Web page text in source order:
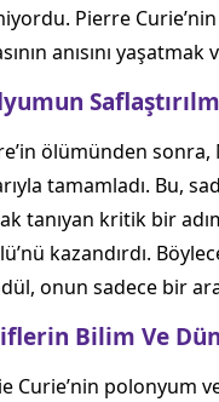
Pierre
anısını
ölümünden
tamamladı. Bu,
tanıyan kritik bir
kazandırdı.
onun sadece bir
Bilim Ve
Curie’nin polonyum